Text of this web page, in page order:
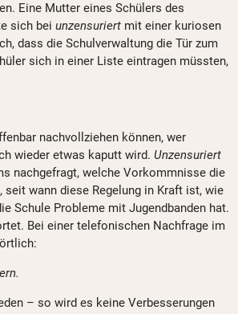
Eine Mutter eines Schülers des
sich bei unzensuriert mit einer kuriosen
dass die Schulverwaltung die Tür zum
sich in einer Liste eintragen müssten,
nachvollziehen können, wer
wieder etwas kaputt wird. Unzensuriert
nachgefragt, welche Vorkommnisse die
wann diese Regelung in Kraft ist, wie
Schule Probleme mit Jugendbanden hat.
Bei einer telefonischen Nachfrage im
– so wird es keine Verbesserungen